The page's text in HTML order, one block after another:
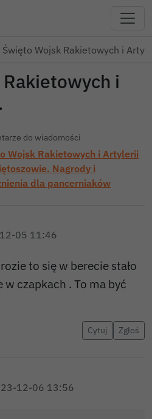
Święto Wojsk Rakietowych i
i
do wiadomości
Wojsk Rakietowych i Artylerii
Nagrody i
dla pancerniaków
05 11:46
to się w berecie stało
w czapkach . To ma być
Cytuj Zgłoś
12-06 13:56